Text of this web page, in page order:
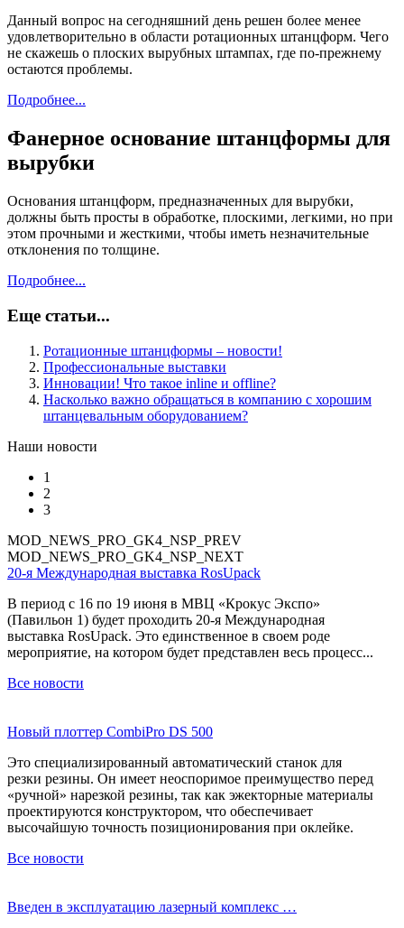
Данный вопрос на сегодняшний день решен более менее
удовлетворительно в области ротационных штанцформ. Чего
не скажешь о плоских вырубных штампах, где по-прежнему
остаются проблемы.
Подробнее...
Фанерное основание штанцформы для
вырубки
Основания штанцформ, предназначенных для вырубки,
должны быть просты в обработке, плоскими, легкими, но при
этом прочными и жесткими, чтобы иметь незначительные
отклонения по толщине.
Подробнее...
Еще статьи...
Ротационные штанцформы – новости!
Профессиональные выставки
Инновации! Что такое inline и offline?
Насколько важно обращаться в компанию с хорошим
штанцевальным оборудованием?
Наши новости
1
2
3
MOD_NEWS_PRO_GK4_NSP_PREV
MOD_NEWS_PRO_GK4_NSP_NEXT
20-я Международная выставка RosUpack
В период с 16 по 19 июня в МВЦ «Крокус Экспо»
(Павильон 1) будет проходить 20-я Международная
выставка RosUpack. Это единственное в своем роде
мероприятие, на котором будет представлен весь процесс...
Все новости
Новый плоттер CombiPro DS 500
Это специализированный автоматический станок для
резки резины. Он имеет неоспоримое преимущество перед
«ручной» нарезкой резины, так как эжекторные материалы
проектируются конструктором, что обеспечивает
высочайшую точность позиционирования при оклейке.
Все новости
Введен в эксплуатацию лазерный комплекс …